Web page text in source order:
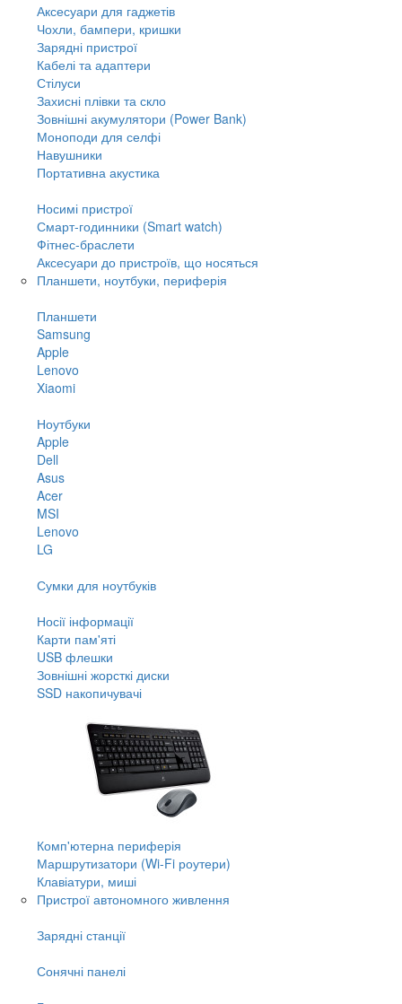
Аксесуари для гаджетів
Чохли, бампери, кришки
Зарядні пристрої
Кабелі та адаптери
Стілуси
Захисні плівки та скло
Зовнішні акумулятори (Power Bank)
Моноподи для селфі
Навушники
Портативна акустика
Носимі пристрої
Смарт-годинники (Smart watch)
Фітнес-браслети
Аксесуари до пристроїв, що носяться
Планшети, ноутбуки, периферія
Планшети
Samsung
Apple
Lenovo
Xiaomi
Ноутбуки
Apple
Dell
Asus
Acer
MSI
Lenovo
LG
Сумки для ноутбуків
Носії інформації
Карти пам'яті
USB флешки
Зовнішні жорсткі диски
SSD накопичувачі
Комп'ютерна периферія
Маршрутизатори (Wi-Fi роутери)
Клавіатури, миші
Пристрої автономного живлення
Зарядні станції
Сонячні панелі